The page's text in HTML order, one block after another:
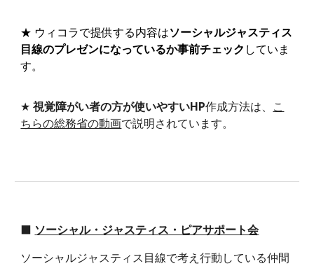
★ ウィコラで提供する内容はソーシャルジャスティス
目線のプレゼンになっているか事前チェック していま
す。
★視覚障がい者の方が使いやすいHP作成方法は、 こ
ちらの総務省の動画で説明されています。
⬛ ソーシャル・ジャスティス・ピアサポート会
ソーシャルジャスティス目線で考え行動している仲間